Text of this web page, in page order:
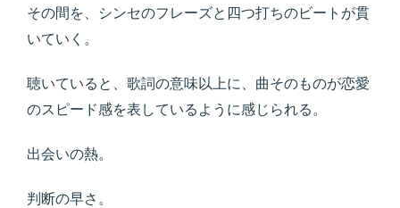
その間を、シンセのフレーズと四つ打ちのビートが貫
いていく。
聴いていると、歌詞の意味以上に、曲そのものが恋愛
のスピード感を表しているように感じられる。
出会いの熱。
判断の早さ。